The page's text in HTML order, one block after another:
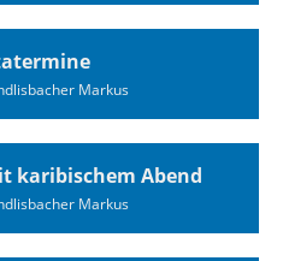
Markus
karibischem Abend
Markus